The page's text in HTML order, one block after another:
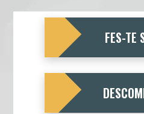
FES-TE